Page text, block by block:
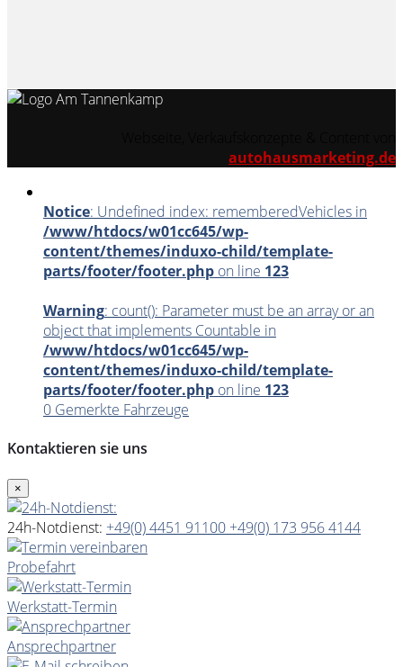
autohausmarketing.de
Notice: Undefined index: rememberedVehicles in
/www/htdocs/w01cc645/wp-
content/themes/induxo-child/template-
parts/footer/footer.php on line 123
Warning: count(): Parameter must be an array or an
object that implements Countable in
/www/htdocs/w01cc645/wp-
content/themes/induxo-child/template-
parts/footer/footer.php on line 123
0 Gemerkte Fahrzeuge
Kontaktieren sie uns
×
24h-Notdienst: +49(0) 4451 91100 +49(0) 173 956 4144
Probefahrt
Werkstatt-Termin
Ansprechpartner